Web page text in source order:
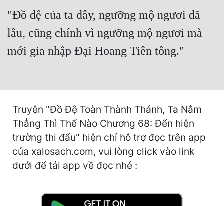
Xa Lộ Dịch
Cung Đấu
Cổ Đại
Du Hí
Dã Sử
Dị Giới
"Đồ đệ của ta đây, ngưỡng mộ ngươi đã
lâu, cũng chính vì ngưỡng mộ ngươi mà
mới gia nhập Đại Hoang Tiên tông."
Truyện "Đồ Đệ Toàn Thành Thánh, Ta Nằm
Thẳng Thì Thế Nào Chương 68: Đến hiện
trường thi đấu" hiện chỉ hỗ trợ đọc trên app
của xalosach.com, vui lòng click vào link
dưới để tải app về đọc nhé :